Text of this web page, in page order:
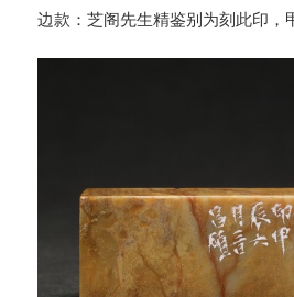
边款：芝阁先生精鉴别为刻此印，